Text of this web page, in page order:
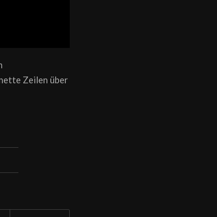
Zeilen über